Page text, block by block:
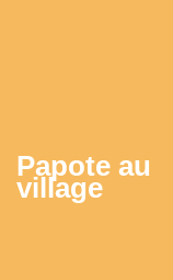
Papote au
village